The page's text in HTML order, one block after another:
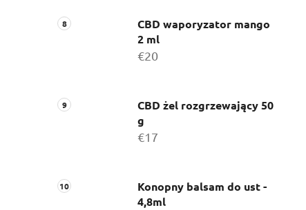
CBD waporyzator mango
2 ml
€20
CBD żel rozgrzewający 50
g
€17
Konopny balsam do ust -
4,8ml